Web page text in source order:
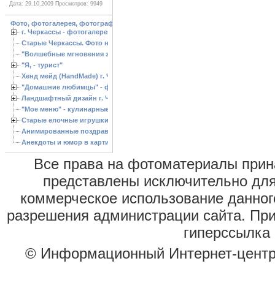
Дата: 29.10.2009 Просмотров: 9949
Фото, фотогалерея, фотографии Черкассы, зоопарк, ландшафтный дизайн.
г. Черкассы - фотогалерея
Старые Черкассы. Фото начало ХХ ст.
"Волшебные мгновения зимы"
"Я, - турист"
Хенд мейд (HandMade) г. Черкассы, - изделия ручной работы
"Домашние любимцы" - фото
Ландшафтный дизайн г. Черкассы
"Мое меню" - кулинарные рецепты
Старые елочные игрушки
Анимированные поздравления с Новым 2013 годом
Анекдоты и юмор в картинках
Все права на фотоматериалы
представлены исключительно
коммерческое использование
разрешения администрации сайта.
гиперссылка
© Информационный Интернет-